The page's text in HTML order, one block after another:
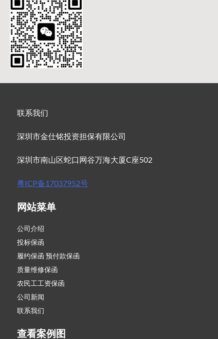
联系我们
深圳市金仕铭投资担保有限公司
深圳市南山区蛇口网谷万海大厦C座502
粤ICP备17037952号
网站菜单
公司介绍
投标保函
履约保函 预付款保函
质量维修保函
农民工工资保函
公司新闻
联系我们
查看案例图